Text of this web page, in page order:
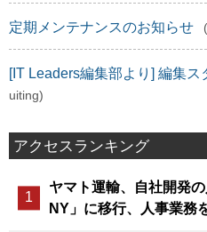
定期メンテナンスのお知らせ
[IT Leaders編集部より] 編集
uiting)
アクセスランキング
ヤマト運輸、自社開発
NY」に移行、人事業務